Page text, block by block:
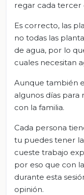
regar cada tercer
Es correcto, las
no todas las
de agua, por lo
cuales necesitan
Aunque también
algunos días
con la familia.
Cada persona
tu puedes tener
cueste trabajo
por eso que con
durante esta
opinión.